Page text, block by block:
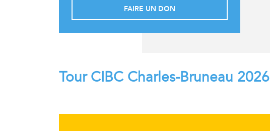
FAIRE UN DON
Tour CIBC Charles-Bruneau 2026